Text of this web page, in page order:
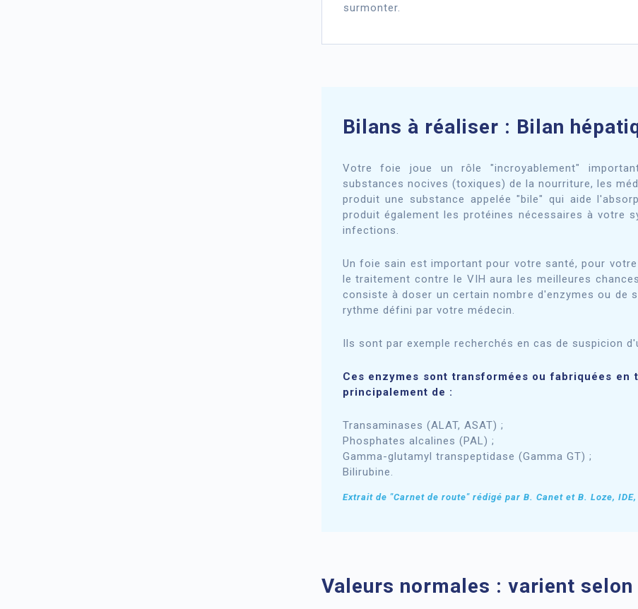
surmonter.
Bilans à réaliser : Bilan
Votre foie joue un rôle "incroyablement"
substances nocives (toxiques) de la nourriture, les
produit une substance appelée "bile" qui aide
produit également les protéines nécessaires à votre
infections.
Un foie sain est important pour votre santé, pour
le traitement contre le VIH aura les meilleures
consiste à doser un certain nombre d'enzymes ou de
rythme défini par votre médecin.
Ils sont par exemple recherchés en cas de suspicion
Ces enzymes sont transformées ou fabriquées
principalement de :
Transaminases (ALAT, ASAT) ;
Phosphates alcalines (PAL) ;
Gamma-glutamyl transpeptidase (Gamma GT) ;
Bilirubine.
Extrait de "Carnet de route" rédigé par B. Canet et B. Loze,
Valeurs normales : varient